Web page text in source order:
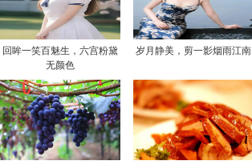
回眸一笑百魅生，六宫粉黛
无颜色
岁月静美，剪一影烟雨江南